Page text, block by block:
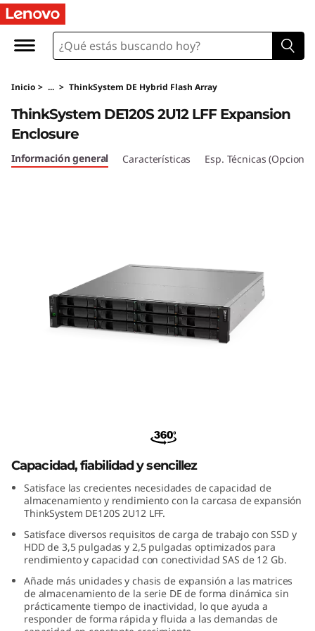
T
h
n
k
S
0
S
2
1
Inicio > ... > ThinkSystem DE Hybrid Flash Array
Expansion Enclosure
ThinkSystem DE120S 2U12 LFF Expansion
Enclosure
Información general Características Esp. Técnicas
Capacidad, fiabilidad y sencillez
Satisface las crecientes necesidades de capacidad de
almacenamiento y rendimiento con la carcasa de expansión
ThinkSystem DE120S 2U12 LFF.
Satisface diversos requisitos de carga de trabajo con SSD y
HDD de 3,5 pulgadas y 2,5 pulgadas optimizados para
rendimiento y capacidad con conectividad SAS de 12 Gb.
Añade más unidades y chasis de expansión a las matrices
de almacenamiento de la serie DE de forma dinámica sin
prácticamente tiempo de inactividad, lo que ayuda a
responder de forma rápida y fluida a las demandas de